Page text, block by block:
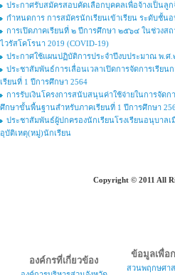
ประกาศรับสมัครสอบคัดเลือกบุคคลเพื่อจ้างเป็นลู
กำหนดการ การสมัครนักเรียนเข้าเรียน ระดับชั้น
การเปิดภาคเรียนที่ ๒ ปีการศึกษา ๒๕๖๔ ในช่วงส
ไวรัสโคโรนา 2019 (COVID-19)
ประกาศใช้แผนปฏิบัติการประจำปีงบประมาณ พ.ศ
ประชาสัมพันธ์การเลื่อนเวลาเปิดการจัดการเรียน
เรียนที่ 1 ปีการศึกษา 2564
การรับเงินโครงการสนับสนุนค่าใช้จ่ายในการจัด
ศึกษาขั้นพื้นฐานสำหรับภาคเรียนที่ 1 ปีการศึกษา
ประชาสัมพันธ์ผู้ปกครองนักเรียนโรงเรียนอนุบาล
อุบัติเหตุ(หมู่)นักเรียน
Copyright © 2011 All
องค์กรที่เกี่ยวข้อง
ข้อมูลเพื่อ
สวนพฤกษศาส